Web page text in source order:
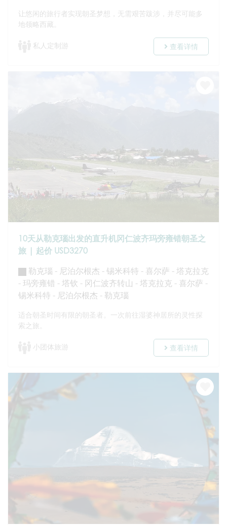
让悠闲的旅行者实现朝圣梦想，无需艰苦跋涉，并尽可能多
地领略西藏。
私人定制游 查看详情
10天从勒克瑙出发的直升机冈仁波齐玛旁雍错朝圣之
旅 | 起价 USD3270
勒克瑙 - 尼泊尔根杰 - 锡米科特 - 喜尔萨 - 塔克拉克
- 玛旁雍错 - 塔钦 - 冈仁波齐转山 - 塔克拉克 - 喜尔萨 -
锡米科特 - 尼泊尔根杰 - 勒克瑙
适合朝圣时间有限的朝圣者。一次前往湿婆神居所的灵性探
索之旅。
小团体旅游 查看详情